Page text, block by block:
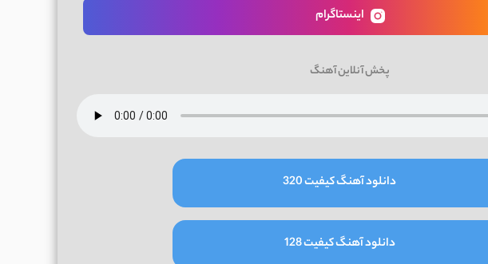
اینستاگرام
پخش آنلاین آهنگ
دانلود آهنگ کیفیت 320
دانلود آهنگ کیفیت 128